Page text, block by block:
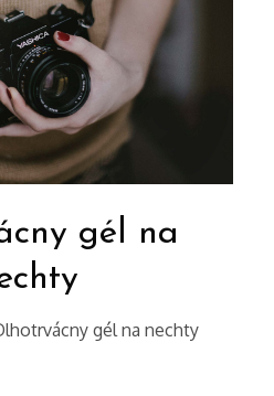
gél na
gél na nechty